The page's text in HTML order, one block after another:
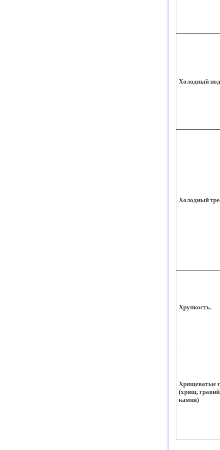
Холодный
Холодный
Хрупкость.
Хрящеватые
(хрящ,
камня)